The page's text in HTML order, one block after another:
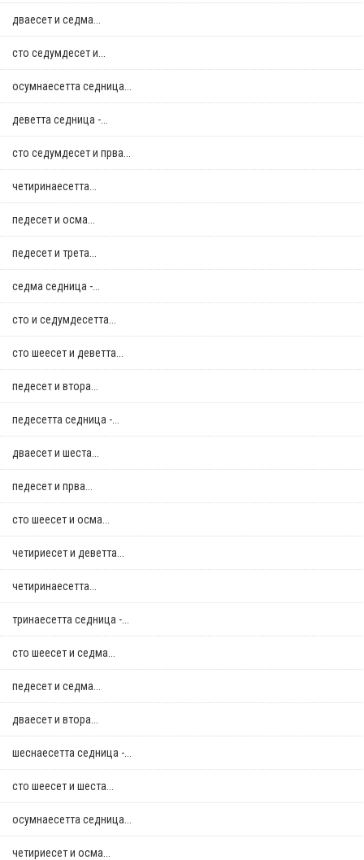
дваесет и седма...
сто седумдесет и...
осумнaесетта седница...
деветта седница -...
сто седумдесет и прва...
четиринаесетта...
педесет и осма...
педесет и трета...
седма седница -...
сто и седумдесетта...
сто шеесет и деветта...
педесет и втора...
педесетта седница -...
дваесет и шеста...
педесет и прва...
сто шеесет и осма...
четириесет и деветта...
четиринаесетта...
тринаесетта седница -...
сто шеесет и седма...
педесет и седма...
дваесет и втора...
шеснаесетта седница -...
сто шеесет и шеста...
осумнaесетта седница...
четириесет и осма...